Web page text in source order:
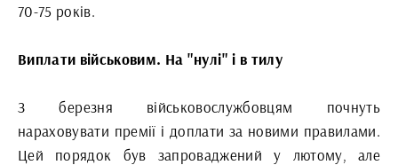
70-75 років.
Виплати військовим. На "нулі" і в тилу
З березня військовослужбовцям почнуть
нараховувати премії і доплати за новими правилами.
Цей порядок був запроваджений у лютому, але